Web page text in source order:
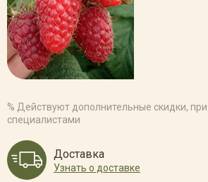
% Действуют дополнительные скидки,
специалистами
Доставка
Узнать о доставке